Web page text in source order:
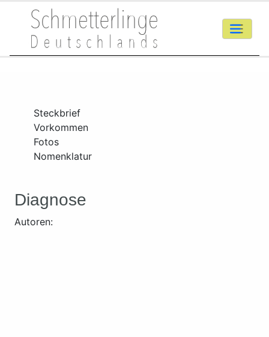
Steckbrief
Vorkommen
Fotos
Nomenklatur
Diagnose
Autoren: